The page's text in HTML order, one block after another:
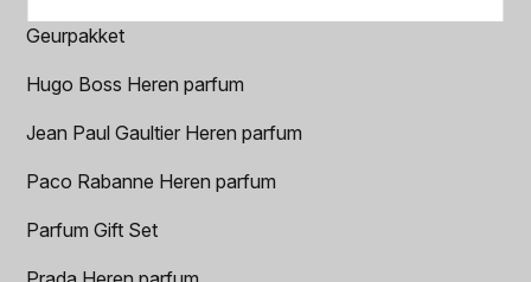
Geurpakket
Hugo Boss Heren parfum
Jean Paul Gaultier Heren parfum
Paco Rabanne Heren parfum
Parfum Gift Set